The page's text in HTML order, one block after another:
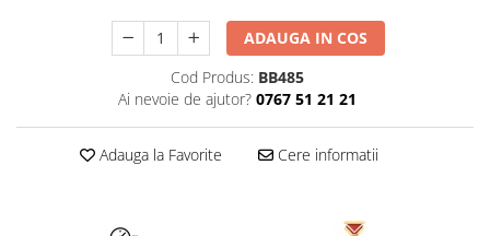
ADAUGA IN COS
Cod Produs: BB485
Ai nevoie de ajutor? 0767 51 21 21
Adauga la Favorite Cere informatii